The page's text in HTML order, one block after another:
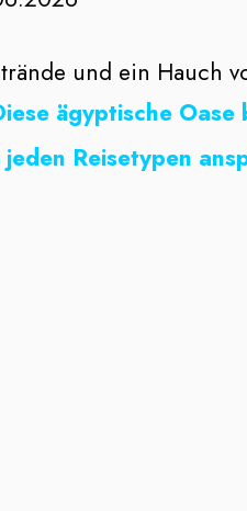
und ein Hauch
ägyptische
Reisetypen